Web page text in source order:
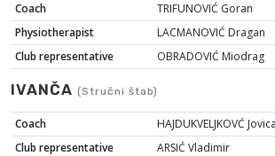
Coach
TRIFUNOVIĆ Goran
Physiotherapist
LACMANOVIĆ Dragan
Club representative
OBRADOVIĆ Miodrag
IVANČA (Stručni štab)
Coach
HAJDUKVELJKOVĆ Jovica
Club representative
ARSIĆ Vladimir